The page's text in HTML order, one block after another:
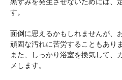
す。
面倒に思えるかもしれませんが、
頑固な汚れに苦労することもあり
また、しっかり浴室を換気して、
メします。